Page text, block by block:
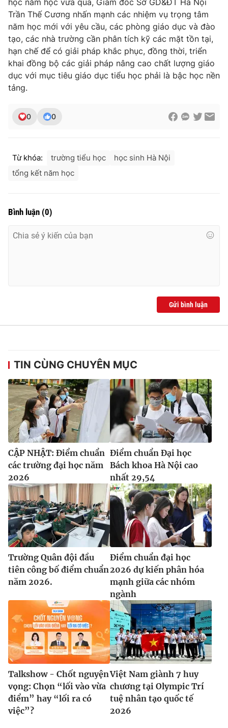
Ðiện thoại Thời báo VTV:024.66 897 897
Email: toasoan@vtv.vn
Liên hệ quảng cáo: 024-7300.7108
® Cấm sao chép dưới mọi hình thức nếu không có sự chấp
học năm học vừa qua, Giám đốc Sở GD&ĐT Hà Nội
Trần Thế Cương nhấn mạnh các nhiệm vụ trọng tâm
năm học mới với yêu cầu, các phòng giáo dục và đào
tạo, các nhà trường cần phân tích kỹ các mặt tồn tại,
hạn chế để có giải pháp khắc phục, đồng thời, triển
khai đồng bộ các giải pháp nâng cao chất lượng giáo
dục với mục tiêu giáo dục tiểu học phải là bậc học nền
tảng.
0 0
Từ khóa: trường tiểu học
học sinh Hà Nội
tổng kết năm học
Bình luận (0)
Gửi bình luận
TIN CÙNG CHUYÊN MỤC
CẬP NHẬT: Điểm chuẩn
các trường đại học năm
2026
Điểm chuẩn Đại học
Bách khoa Hà Nội cao
nhất 29,54
Trường Quân đội đầu
tiên công bố điểm chuẩn
năm 2026.
Điểm chuẩn đại học
2026 dự kiến phân hóa
mạnh giữa các nhóm
ngành
Talkshow - Chốt nguyện
vọng: Chọn “lối vào vừa
điểm” hay “lối ra có
việc”?
Việt Nam giành 7 huy
chương tại Olympic Trí
tuệ nhân tạo quốc tế
2026